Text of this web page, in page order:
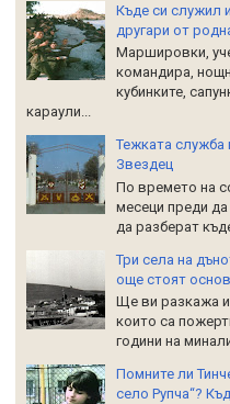
Къде си служил
другари от
Маршировки,
командира,
кубинките,
караули...
Тежката служба
Звездец
По времето на
месеци преди
да разберат
Три села на
още стоят
Ще ви разкажа
които са
години на
Помните ли
село Рупча“?